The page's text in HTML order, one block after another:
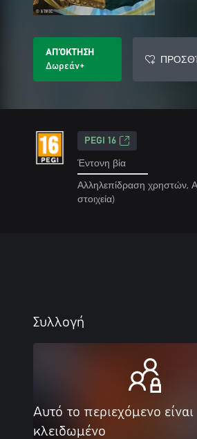
ΑΠΌΚΤΗΣΗ
Δωρεάν+
PEGI 16
Έντονη βία
Αλληλεπίδραση χρηστών,
στοιχεία)
Συλλογή
Αυτό το περιεχόμενο είναι
κλειδωμένο